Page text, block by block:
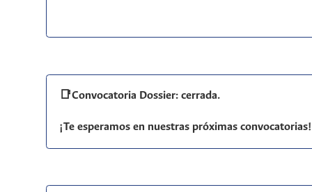
📑Convocatoria Dossier: cerrada.
¡Te esperamos en nuestras próximas